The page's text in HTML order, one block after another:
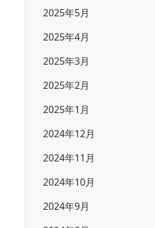
2025年5月
2025年4月
2025年3月
2025年2月
2025年1月
2024年12月
2024年11月
2024年10月
2024年9月